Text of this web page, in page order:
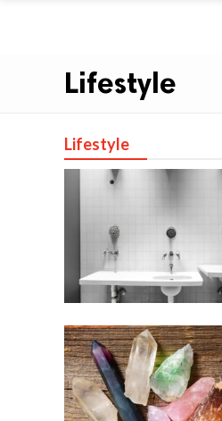
Lifestyle
Lifestyle